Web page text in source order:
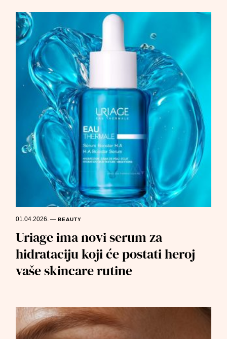
01.04.2026.—BEAUTY
Uriage ima novi serum za
hidrataciju koji će postati heroj
vaše skincare rutine